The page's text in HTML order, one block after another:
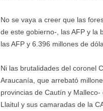
No se vaya a creer que las
de este gobierno-, las AFP y la
las AFP y 6.396 millones de
Ni las brutalidades del coronel
Araucanía, que arrebató
provincias de Cautín y
Llaitul y sus camaradas de la